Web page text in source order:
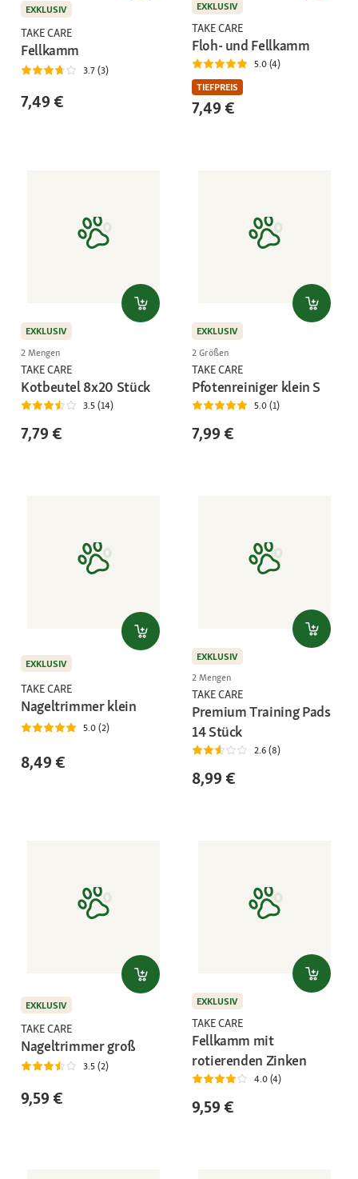
EXKLUSIV
TAKE CARE
Fellkamm
3.7 (3)
7,49 €
EXKLUSIV
TAKE CARE
Floh- und Fellkamm
5.0 (4)
TIEFPREIS
7,49 €
EXKLUSIV
2 Mengen
TAKE CARE
Kotbeutel 8x20 Stück
3.5 (14)
7,79 €
EXKLUSIV
2 Größen
TAKE CARE
Pfotenreiniger klein S
5.0 (1)
7,99 €
EXKLUSIV
TAKE CARE
Nageltrimmer klein
5.0 (2)
8,49 €
EXKLUSIV
2 Mengen
TAKE CARE
Premium Training Pads
14 Stück
2.6 (8)
8,99 €
EXKLUSIV
TAKE CARE
Nageltrimmer groß
3.5 (2)
9,59 €
EXKLUSIV
TAKE CARE
Fellkamm mit
rotierenden Zinken
4.0 (4)
9,59 €